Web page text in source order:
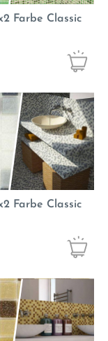
Farbe Classic
Farbe Classic